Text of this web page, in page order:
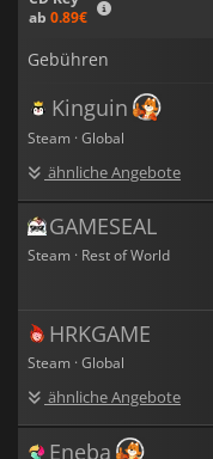
ab 0.89€
Gebühren
Kinguin
Steam · Global
ähnliche Angebote
GAMESEAL
Steam · Rest of World
HRKGAME
Steam · Global
ähnliche Angebote
Eneba